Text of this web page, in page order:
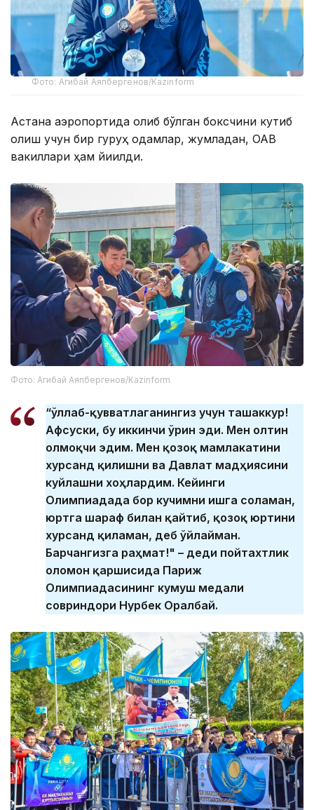
Фото: Агибай Аяпбергенов/Kazinform
Астана аэропортида ғолиб бўлган боксчини кутиб
олиш учун бир гуруҳ одамлар, жумладан, ОАВ
вакиллари ҳам йиғилди.
Фото: Агибай Аяпбергенов/Kazinform
“Қўллаб-қувватлаганингиз учун ташаккур!
Афсуски, бу иккинчи ўрин эди. Мен олтин
олмоқчи эдим. Мен қозоқ мамлакатини
хурсанд қилишни ва Давлат мадҳиясини
куйлашни хоҳлардим. Кейинги
Олимпиадада бор кучимни ишга соламан,
юртга шараф билан қайтиб, қозоқ юртини
хурсанд қиламан, деб ўйлайман.
Барчангизга раҳмат!" – деди пойтахтлик
оломон қаршисида Париж
Олимпиадасининг кумуш медали
совриндори Нурбек Оралбай.